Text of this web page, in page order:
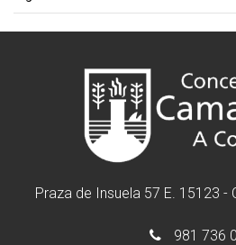
Praza de Insuela 57 E. 15123 -
981 736